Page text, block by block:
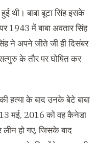
थी। बाबा बूटा सिंह इसके
1943 में बाबा अवतार सिंह
ने अपने जीते जी ही दिसंबर
के तौर पर घोषित कर
हत्या के बाद उनके बेटे बाबा
13 मई, 2016 को वह कैनेडा
हो गए, जिसके बाद